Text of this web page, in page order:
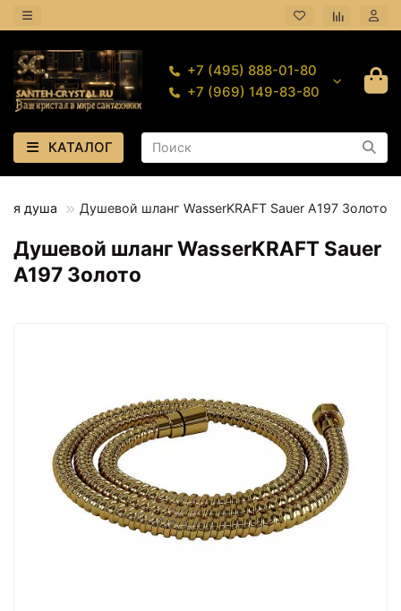
+7 (495) 888-01-80
+7 (969) 149-83-80
КАТАЛОГ
душа Душевой шланг WasserKRAFT Sauer A197 Золото
Душевой шланг WasserKRAFT Sauer
A197 Золото